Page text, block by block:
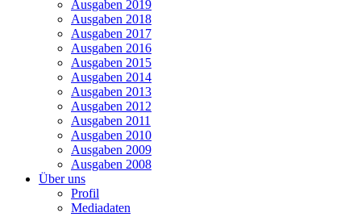
Ausgaben 2019
Ausgaben 2018
Ausgaben 2017
Ausgaben 2016
Ausgaben 2015
Ausgaben 2014
Ausgaben 2013
Ausgaben 2012
Ausgaben 2011
Ausgaben 2010
Ausgaben 2009
Ausgaben 2008
Über uns
Profil
Mediadaten